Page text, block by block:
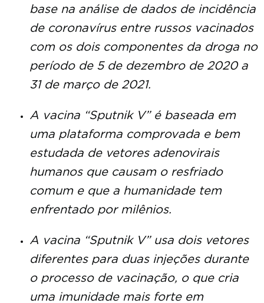
base na análise de dados de incidência
de coronavírus entre russos vacinados
com os dois componentes da droga no
período de 5 de dezembro de 2020 a
31 de março de 2021.
A vacina “Sputnik V” é baseada em
uma plataforma comprovada e bem
estudada de vetores adenovirais
humanos que causam o resfriado
comum e que a humanidade tem
enfrentado por milênios.
A vacina “Sputnik V” usa dois vetores
diferentes para duas injeções durante
o processo de vacinação, o que cria
uma imunidade mais forte em